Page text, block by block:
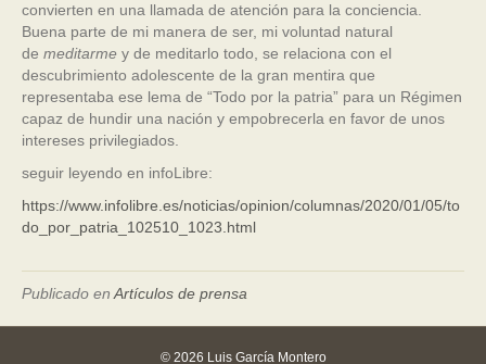
convierten en una llamada de atención para la conciencia.
Buena parte de mi manera de ser, mi voluntad natural
de meditarme y de meditarlo todo, se relaciona con el
descubrimiento adolescente de la gran mentira que
representaba ese lema de “Todo por la patria” para un Régimen
capaz de hundir una nación y empobrecerla en favor de unos
intereses privilegiados.
seguir leyendo en infoLibre:
https://www.infolibre.es/noticias/opinion/columnas/2020/01/05/to
do_por_patria_102510_1023.html
Publicado en Artículos de prensa
© 2026 Luis García Montero